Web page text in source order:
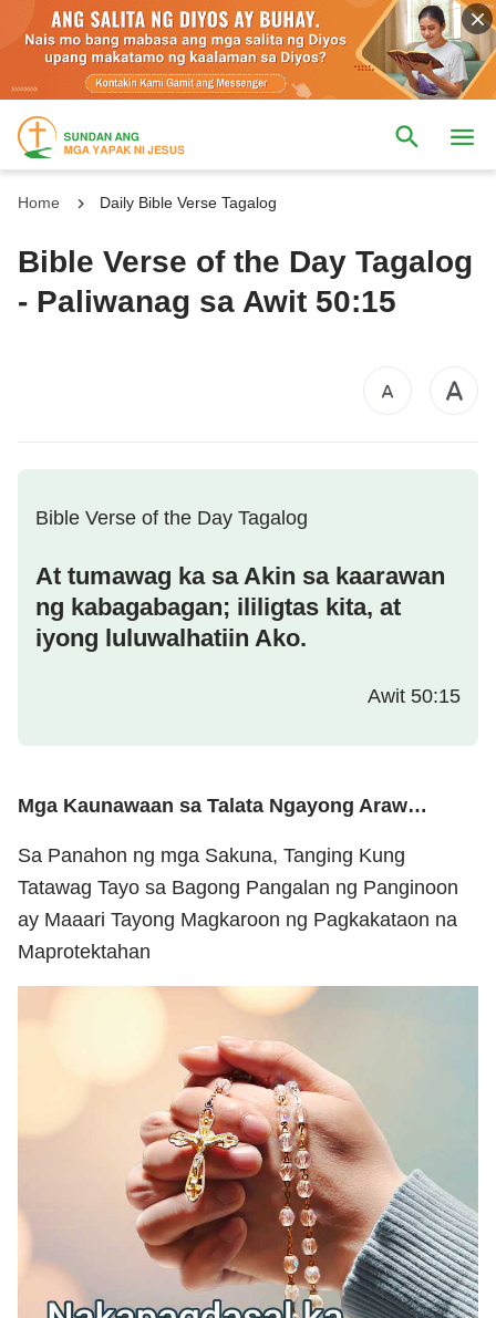
Home Daily Bible Verse Tagalog
Bible Verse of the Day Tagalog
- Paliwanag sa Awit 50:15
Bible Verse of the Day Tagalog
At tumawag ka sa Akin sa kaarawan
ng kabagabagan; ililigtas kita, at
iyong luluwalhatiin Ako.
Awit 50:15
Mga Kaunawaan sa Talata Ngayong Araw…
Sa Panahon ng mga Sakuna, Tanging Kung
Tatawag Tayo sa Bagong Pangalan ng Panginoon
ay Maaari Tayong Magkaroon ng Pagkakataon na
Maprotektahan